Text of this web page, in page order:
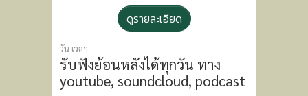
ดูรายละเอียด
วัน เวลา
รับฟังย้อนหลังได้ทุกวัน ทาง
youtube, soundcloud, podcast